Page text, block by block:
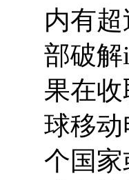
内有
部破解
果在
球移
个国家